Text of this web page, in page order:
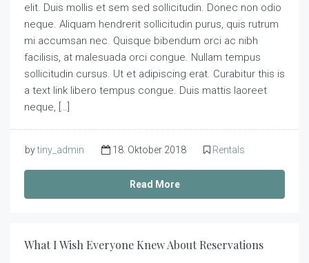
elit. Duis mollis et sem sed sollicitudin. Donec non odio
neque. Aliquam hendrerit sollicitudin purus, quis rutrum
mi accumsan nec. Quisque bibendum orci ac nibh
facilisis, at malesuada orci congue. Nullam tempus
sollicitudin cursus. Ut et adipiscing erat. Curabitur this is
a text link libero tempus congue. Duis mattis laoreet
neque, […]
bytiny_admin 18. Oktober 2018 Rentals
Read More
What I Wish Everyone Knew About Reservations